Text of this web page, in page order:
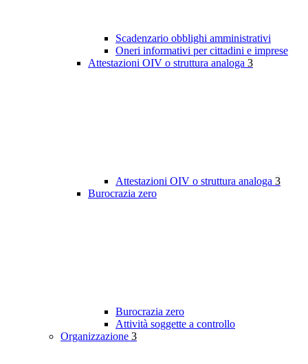
Scadenzario obblighi amministrativi
Oneri informativi per cittadini e imprese
Attestazioni OIV o struttura analoga 3
Attestazioni OIV o struttura analoga 3
Burocrazia zero
Burocrazia zero
Attività soggette a controllo
Organizzazione 3